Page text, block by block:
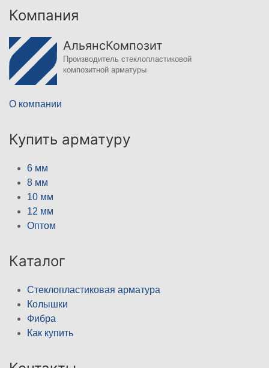
Компания
АльянсКомпозит
Производитель стеклопластиковой
композитной арматуры
О компании
Купить арматуру
6 мм
8 мм
10 мм
12 мм
Оптом
Каталог
Стеклопластиковая арматура
Колышки
Фибра
Как купить